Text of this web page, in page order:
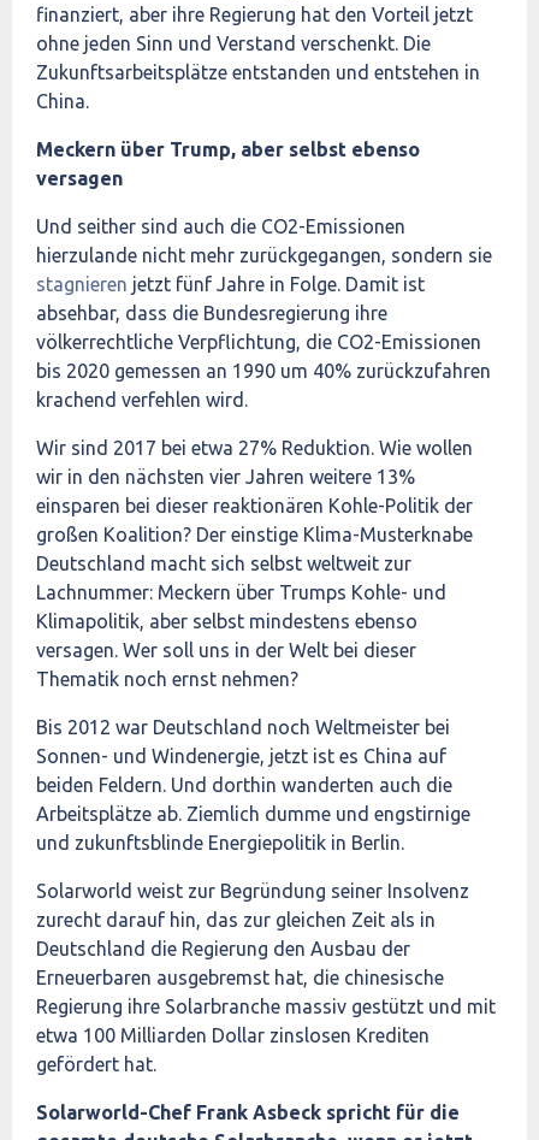
finanziert, aber ihre Regierung hat den Vorteil jetzt
ohne jeden Sinn und Verstand verschenkt. Die
Zukunftsarbeitsplätze entstanden und entstehen in
China.
Meckern über Trump, aber selbst ebenso
versagen
Und seither sind auch die CO2-Emissionen
hierzulande nicht mehr zurückgegangen, sondern sie
stagnieren jetzt fünf Jahre in Folge. Damit ist
absehbar, dass die Bundesregierung ihre
völkerrechtliche Verpflichtung, die CO2-Emissionen
bis 2020 gemessen an 1990 um 40% zurückzufahren
krachend verfehlen wird.
Wir sind 2017 bei etwa 27% Reduktion. Wie wollen
wir in den nächsten vier Jahren weitere 13%
einsparen bei dieser reaktionären Kohle-Politik der
großen Koalition? Der einstige Klima-Musterknabe
Deutschland macht sich selbst weltweit zur
Lachnummer: Meckern über Trumps Kohle- und
Klimapolitik, aber selbst mindestens ebenso
versagen. Wer soll uns in der Welt bei dieser
Thematik noch ernst nehmen?
Bis 2012 war Deutschland noch Weltmeister bei
Sonnen- und Windenergie, jetzt ist es China auf
beiden Feldern. Und dorthin wanderten auch die
Arbeitsplätze ab. Ziemlich dumme und engstirnige
und zukunftsblinde Energiepolitik in Berlin.
Solarworld weist zur Begründung seiner Insolvenz
zurecht darauf hin, das zur gleichen Zeit als in
Deutschland die Regierung den Ausbau der
Erneuerbaren ausgebremst hat, die chinesische
Regierung ihre Solarbranche massiv gestützt und mit
etwa 100 Milliarden Dollar zinslosen Krediten
gefördert hat.
Solarworld-Chef Frank Asbeck spricht für die